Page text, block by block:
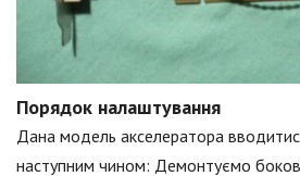
Порядок налаштування
Дана модель акселератора
наступним чином: Демонтуємо